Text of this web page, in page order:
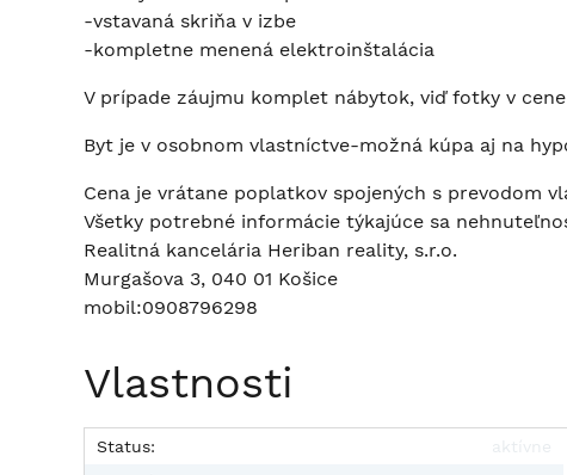
-vstavaná skriňa v izbe
-kompletne menená elektroinštalácia
V prípade záujmu komplet nábytok, viď fotky v
Byt je v osobnom vlastníctve-možná kúpa aj na
Cena je vrátane poplatkov spojených s prevodom
Všetky potrebné informácie týkajúce sa
Realitná kancelária Heriban reality, s.r.o.
Murgašova 3, 040 01 Košice
mobil:0908796298
Vlastnosti
Status: